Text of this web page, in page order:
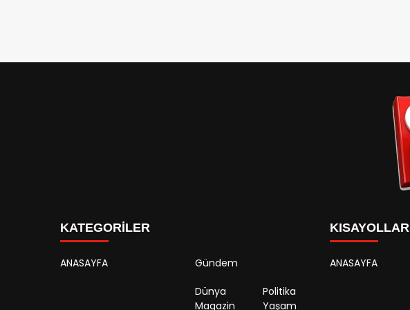
KATEGORİLER
ANASAYFA Gündem
Dünya
Politika
Magazin
Yaşam
KISAYOLLAR
ANASAYFA